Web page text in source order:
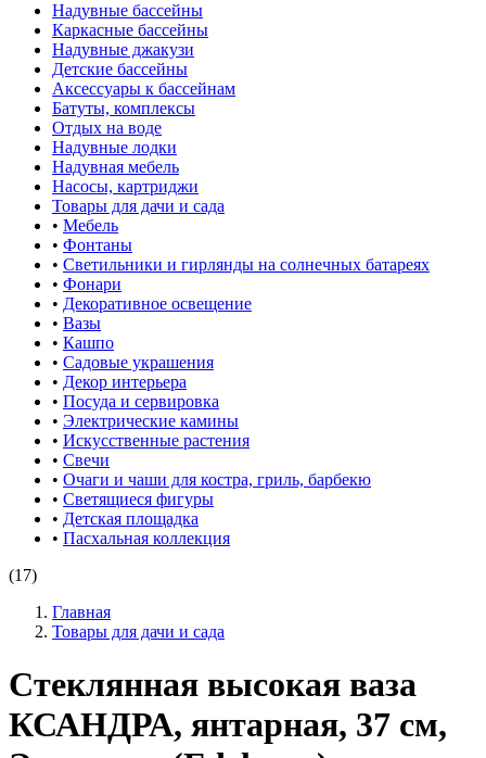
Надувные бассейны
Каркасные бассейны
Надувные джакузи
Детские бассейны
Аксессуары к бассейнам
Батуты, комплексы
Отдых на воде
Надувные лодки
Надувная мебель
Насосы, картриджи
Товары для дачи и сада
• Мебель
• Фонтаны
• Светильники и гирлянды на солнечных батареях
• Фонари
• Декоративное освещение
• Вазы
• Кашпо
• Садовые украшения
• Декор интерьера
• Посуда и сервировка
• Электрические камины
• Искусственные растения
• Свечи
• Очаги и чаши для костра, гриль, барбекю
• Светящиеся фигуры
• Детская площадка
• Пасхальная коллекция
(17)
Главная
Товары для дачи и сада
Стеклянная высокая ваза
КСАНДРА, янтарная, 37 см,